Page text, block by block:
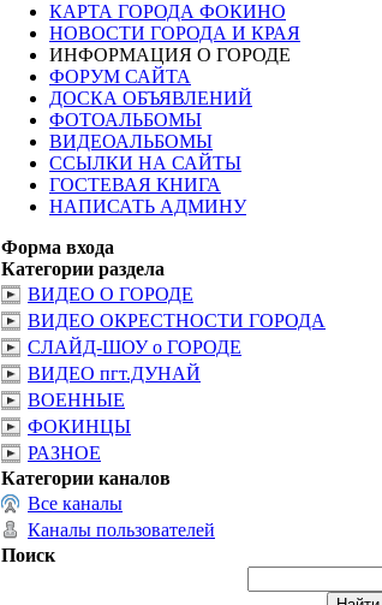
КАРТА ГОРОДА ФОКИНО
НОВОСТИ ГОРОДА И КРАЯ
ИНФОРМАЦИЯ О ГОРОДЕ
ФОРУМ САЙТА
ДОСКА ОБЪЯВЛЕНИЙ
ФОТОАЛЬБОМЫ
ВИДЕОАЛЬБОМЫ
ССЫЛКИ НА САЙТЫ
ГОСТЕВАЯ КНИГА
НАПИСАТЬ АДМИНУ
Форма входа
Категории раздела
ВИДЕО О ГОРОДЕ
ВИДЕО ОКРЕСТНОСТИ ГОРОДА
СЛАЙД-ШОУ о ГОРОДЕ
ВИДЕО пгт.ДУНАЙ
ВОЕННЫЕ
ФОКИНЦЫ
РАЗНОЕ
Категории каналов
Все каналы
Каналы пользователей
Поиск